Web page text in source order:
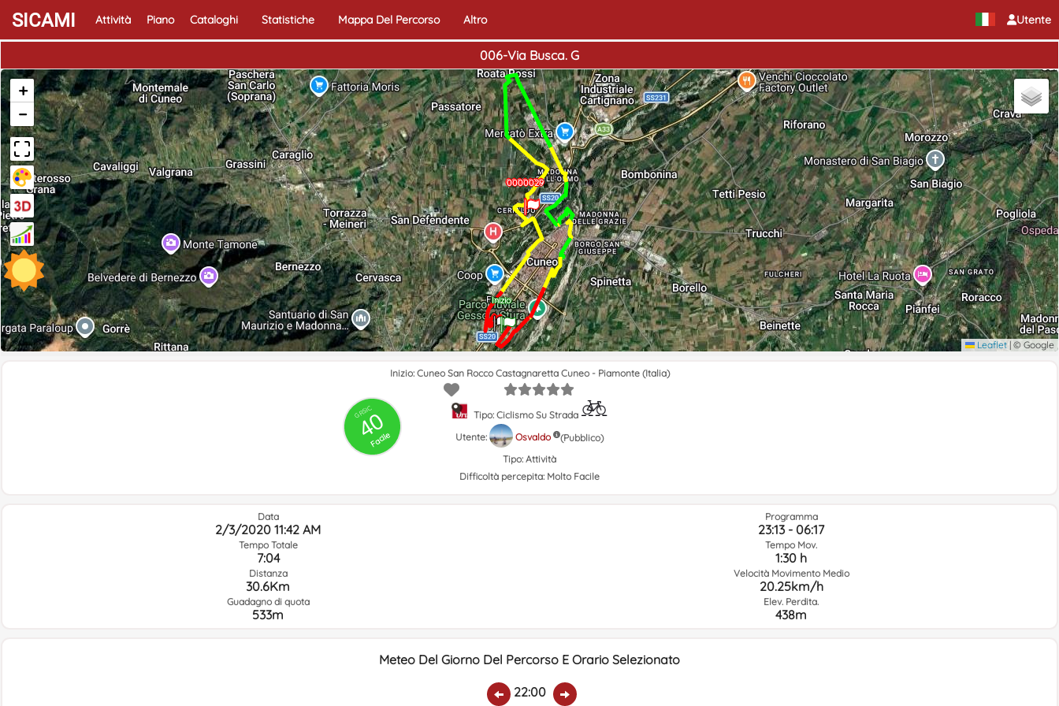
Utente
SICAMI Attività Piano Cataloghi Statistiche Mappa Del Percorso Altro
006-Via Busca. G
Inizio
Fine
0000029
0000030
0000030
+
−
Leaflet | © Google
GRSIC
40
Facile
Inizio: Cuneo San Rocco Castagnaretta Cuneo - Piamonte (Italia)
Tipo: Ciclismo Su Strada
Utente:
Osvaldo
(Pubblico)
Tipo: Attività
Difficoltà percepita: Molto Facile
Data
2/3/2020 11:42 AM
Tempo Totale
7:04
Distanza
30.6Km
Guadagno di quota
533m
Programma
23:13 - 06:17
Tempo Mov.
1:30 h
Velocità Movimento Medio
20.25km/h
Elev. Perdita.
438m
Meteo Del Giorno Del Percorso E Orario Selezionato
22:00